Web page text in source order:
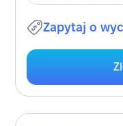
Zapytaj o